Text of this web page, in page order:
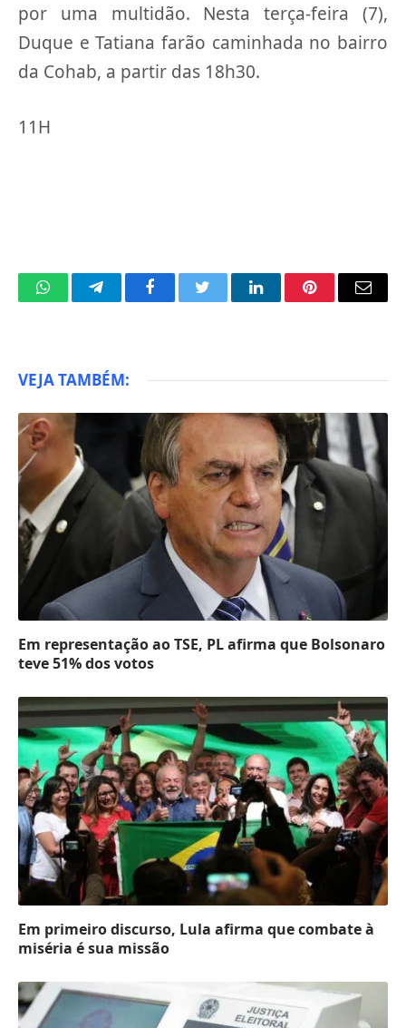
por uma multidão. Nesta terça-feira (7),
Duque e Tatiana farão caminhada no bairro
da Cohab, a partir das 18h30.
11H
WhatsAppTelegramFacebookTwitter LinkedInPinterestEmail
VEJA TAMBÉM:
Em representação ao TSE, PL afirma que Bolsonaro
teve 51% dos votos
Em primeiro discurso, Lula afirma que combate à
miséria é sua missão